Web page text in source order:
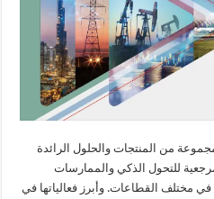
من المنتجات والحلول الرائدة
للتحول الذكي والممارسات
مختلف القطاعات. وأبرز فعالياتها في